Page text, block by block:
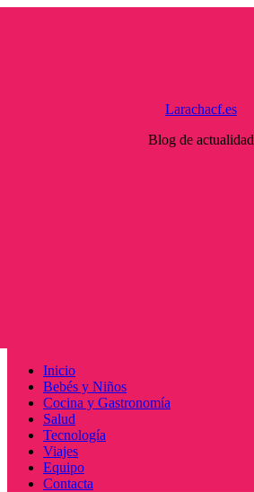
Larachacf.es
Blog de actualidad
Menú
principal
Inicio
Bebés y Niños
Cocina y Gastronomía
Salud
Tecnología
Viajes
Equipo
Contacta